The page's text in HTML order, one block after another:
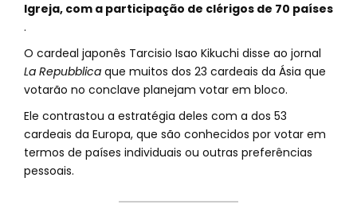
Igreja, com a participação de clérigos de 70 países
.
O cardeal japonês Tarcisio Isao Kikuchi disse ao jornal
La Repubblica que muitos dos 23 cardeais da Ásia que
votarão no conclave planejam votar em bloco.
Ele contrastou a estratégia deles com a dos 53
cardeais da Europa, que são conhecidos por votar em
termos de países individuais ou outras preferências
pessoais.